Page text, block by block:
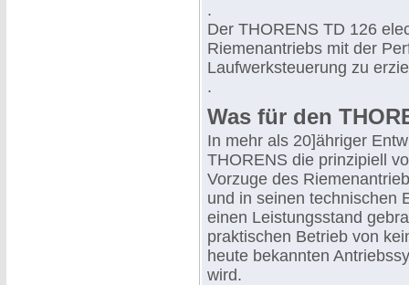
.
Der THORENS TD 126
Riemenantriebs mit der
Laufwerksteuerung zu
.
Was für den
In mehr als 20]ähriger
THORENS die prinzipiell
Vorzuge des
und in seinen technischen
einen Leistungsstand
praktischen Betrieb von
heute bekannten
wird.